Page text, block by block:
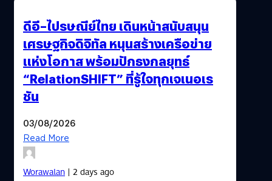
ดีอี–ไปรษณีย์ไทย เดินหน้าสนับสนุน
เศรษฐกิจดิจิทัล หนุนสร้างเครือข่าย
แห่งโอกาส พร้อมปักธงกลยุทธ์
“RelationSHIFT” ที่รู้ใจทุกเจเนอเร
ชัน
03/08/2026
Read More
Worawalan| 2 days ago